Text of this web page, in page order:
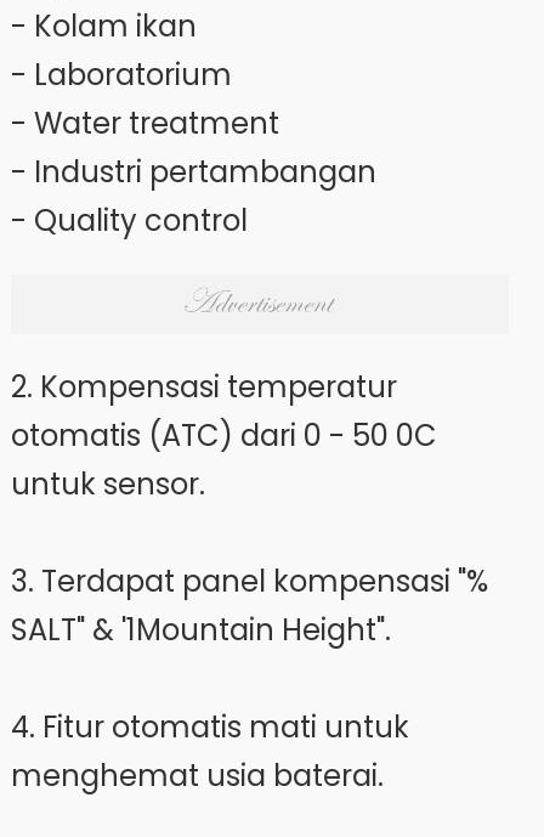
- Kolam ikan
- Laboratorium
- Water treatment
- Industri pertambangan
- Quality control
2. Kompensasi temperatur
otomatis (ATC) dari 0 - 50 0C
untuk sensor.
3. Terdapat panel kompensasi "%
SALT" & '1Mountain Height".
4. Fitur otomatis mati untuk
menghemat usia baterai.